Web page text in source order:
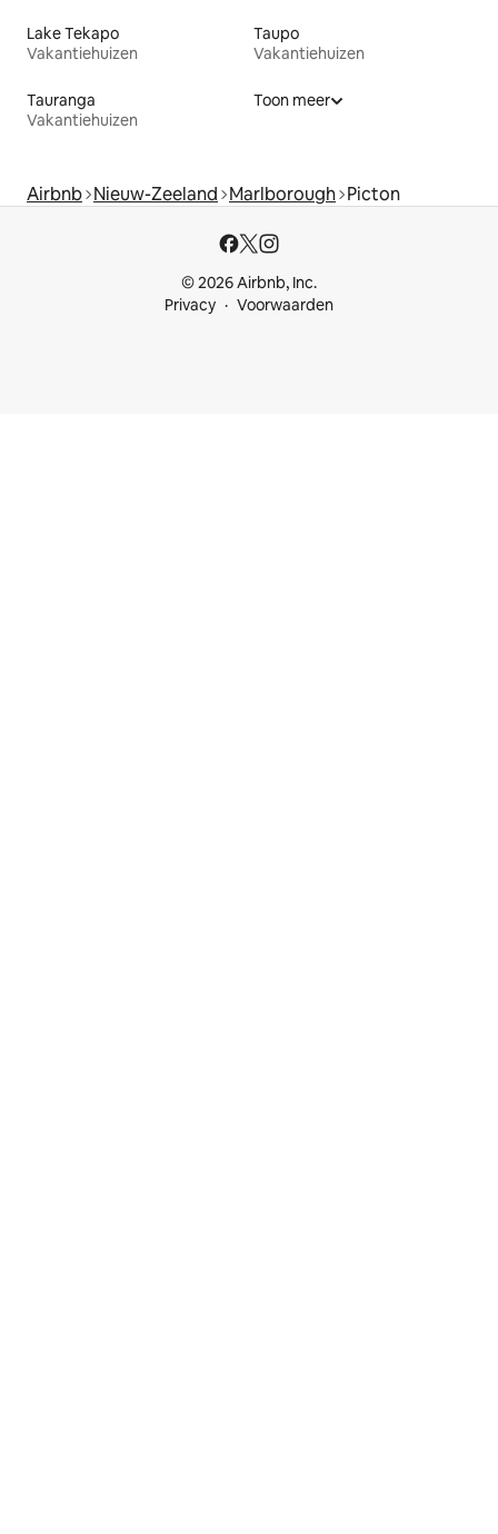
Lake Tekapo
Vakantiehuizen
Taupo
Vakantiehuizen
Tauranga
Vakantiehuizen
Toon meer
Airbnb Nieuw-Zeeland Marlborough Picton
© 2026 Airbnb, Inc.
Privacy
Voorwaarden